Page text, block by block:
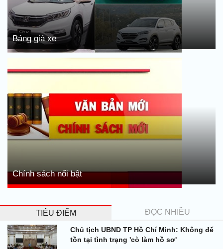
Bảng giá xe
Chính sách nổi bật
TIÊU ĐIỂM ĐỌC NHIỀU
Chủ tịch UBND TP Hồ Chí Minh: Không để
tồn tại tình trạng 'cò làm hồ sơ'